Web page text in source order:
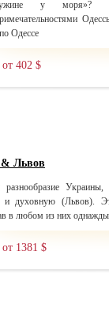
у моря»?
Одессе
402 $
Львов
Украины,
и духовную (Львов).
в любом из них однажды,
1381 $